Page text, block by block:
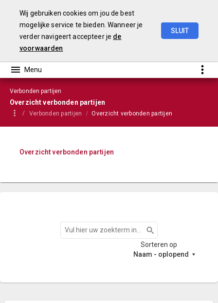
Wij gebruiken cookies om jou de best
mogelijke service te bieden. Wanneer je
verder navigeert accepteer je de
voorwaarden
SLUIT
Verbonden partijen
Overzicht verbonden partijen
Verbonden partijen Overzicht verbonden partijen
Overzicht verbonden partijen
Zoeken
Sorteren op
Naam - oplopend